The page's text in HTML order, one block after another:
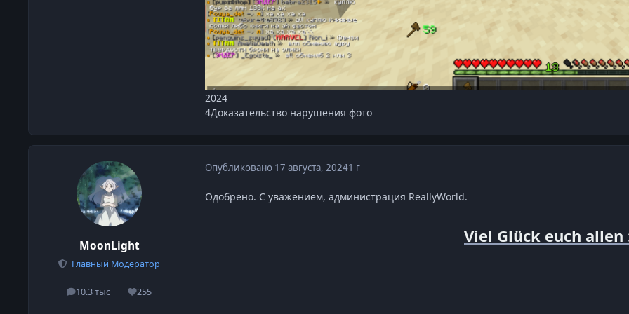
2024
4Доказательство нарушения фото
MoonLight
Главный Модератор
10.3 тыс
сообщения255
Репутация
Опубликовано 17 августа, 20241 г
Одобрено. С уважением, администрация ReallyWorld.
Viel Glück euch allen